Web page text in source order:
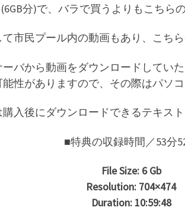
分)で、バラで買うよりもこちら
市民プール内の動画もあり、こちら
バから動画をダウンロードしてい
性がありますので、その際はパソ
入後にダウンロードできるテキス
■特典の収録時間／53分
File Size: 6 Gb
Resolution: 704×474
Duration: 10:59:48